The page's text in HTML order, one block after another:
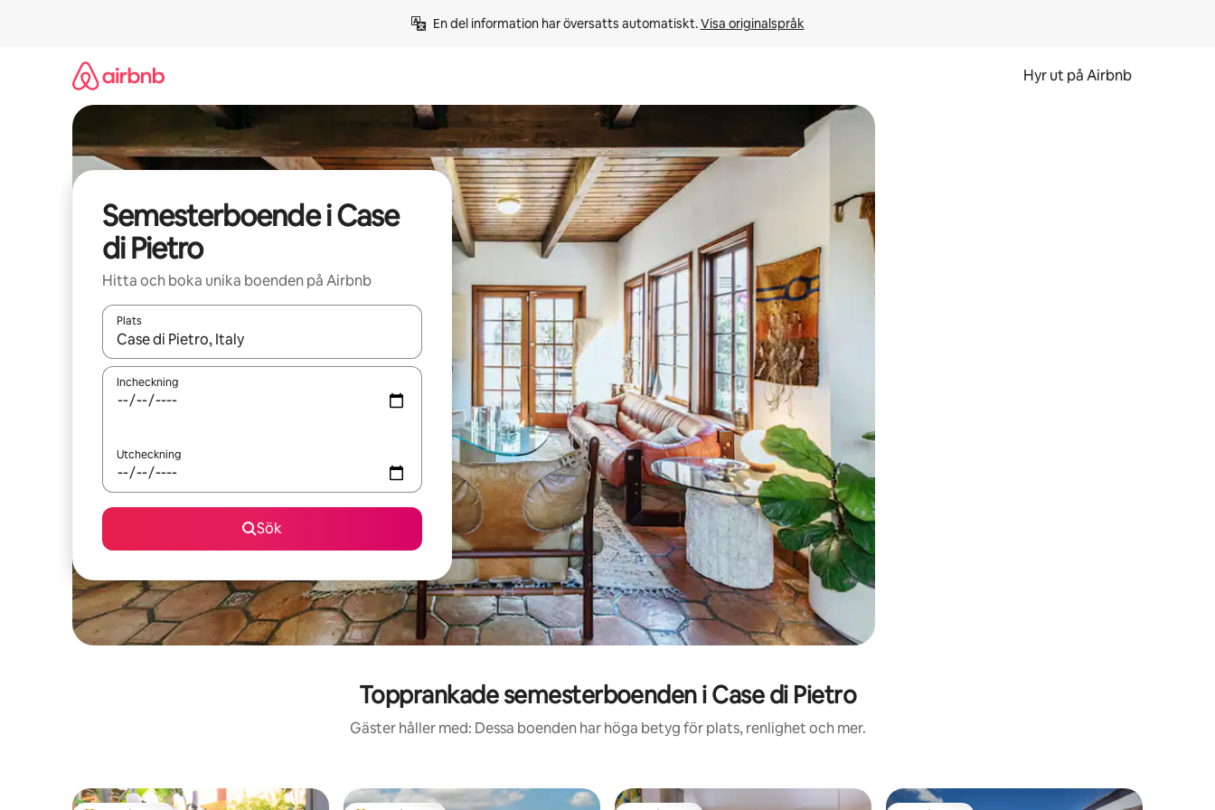
En del information har översatts automatiskt. Visa originalspråk
Hyr ut på Airbnb
Semesterboende i Case
di Pietro
Hitta och boka unika boenden på Airbnb
Plats
När resultaten är tillgängliga kan du navigera med upp- och nedåtpilarna eller utforska genom att trycka eller svepa.
Incheckning
Utcheckning
Sök
Topprankade semesterboenden i Case di Pietro
Gäster håller med: Dessa boenden har höga betyg för plats, renlighet och mer.